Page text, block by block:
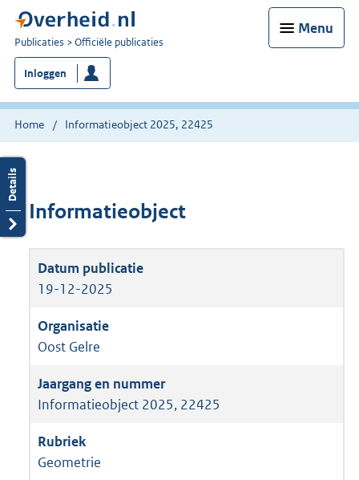
Menu
U
bent
nu
hier:
Publicaties Officiële publicaties
Inloggen
Home Informatieobject 2025, 22425
Informatieobject
19-12-2025
Oost Gelre
Informatieobject 2025, 22425
Geometrie